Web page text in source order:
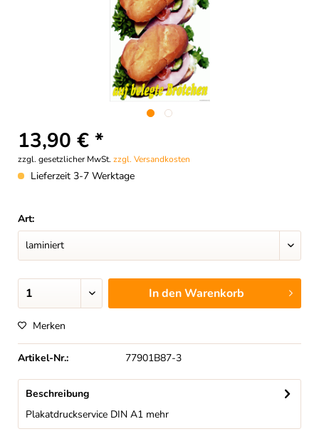
13,90 € *
zzgl. gesetzlicher MwSt. zzgl. Versandkosten
Lieferzeit 3-7 Werktage
Art:
In denWarenkorb
Merken
Artikel-Nr.: 77901B87-3
Beschreibung
Plakatdruckservice DIN A1 mehr